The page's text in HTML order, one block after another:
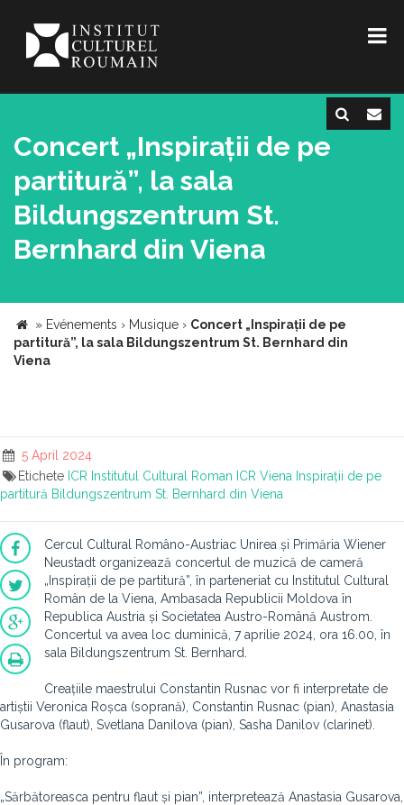
Concert „Inspirații de pe
partitură”, la sala
Bildungszentrum St.
Bernhard din Viena
» Evénements › Musique › Concert „Inspirații de pe
partitură”, la sala Bildungszentrum St. Bernhard din
Viena
5 April 2024
Etichete ICR Institutul Cultural Roman ICR Viena Inspirații de pe
partitură Bildungszentrum St. Bernhard din Viena
Cercul Cultural Româno-Austriac Unirea și Primăria Wiener
Neustadt organizează concertul de muzică de cameră
„Inspirații de pe partitură”, în parteneriat cu Institutul Cultural
Român de la Viena, Ambasada Republicii Moldova în
Republica Austria și Societatea Austro-Română Austrom.
Concertul va avea loc duminică, 7 aprilie 2024, ora 16.00, în
sala Bildungszentrum St. Bernhard.
Creațiile maestrului Constantin Rusnac vor fi interpretate de
artiștii Veronica Roșca (soprană), Constantin Rusnac (pian), Anastasia
Gusarova (flaut), Svetlana Danilova (pian), Sasha Danilov (clarinet).
În program:
„Sărbătoreasca pentru flaut și pian”, interpretează Anastasia Gusarova,